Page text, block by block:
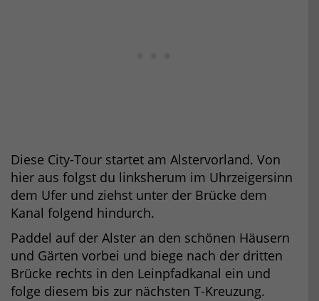
Diese City-Tour startet am Alstervorland. Von
hier aus folgst du linksherum im Uhrzeigersinn
dem Ufer und ziehst unter der Brücke dem
Kanal folgend hindurch.
Paddel auf der Alster an den schönen Häusern
und Gärten vorbei und biege nach der dritten
Brücke rechts in den Leinpfadkanal ein und
folge diesem bis zur nächsten T-Kreuzung.